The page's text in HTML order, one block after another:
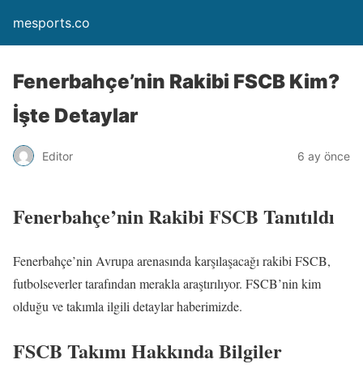
mesports.co
Fenerbahçe’nin Rakibi FSCB Kim?
İşte Detaylar
Editor 6 ay önce
Fenerbahçe’nin Rakibi FSCB Tanıtıldı
Fenerbahçe’nin Avrupa arenasında karşılaşacağı rakibi FSCB,
futbolseverler tarafından merakla araştırılıyor. FSCB’nin kim
olduğu ve takımla ilgili detaylar haberimizde.
FSCB Takımı Hakkında Bilgiler